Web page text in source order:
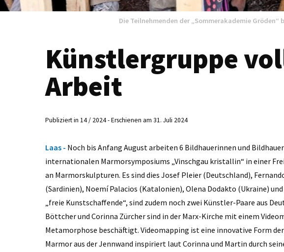
Die Teilnehmenden der „Sommerakademie
Künstlergruppe
Arbeit
Publiziert in 14 / 2024 - Erschienen am 31. Juli 2024
Laas - Noch bis Anfang August arbeiten 6 Bildhauerinnen und
internationalen Marmorsymposiums „Vinschgau kristallin“ in einer
an Marmorskulpturen. Es sind dies Josef Pleier (Deutschland),
(Sardinien), Noemí Palacios (Katalonien), Olena Dodakto (Ukraine) und
„freie Kunstschaffende“, sind zudem noch zwei Künstler-Paare aus
Böttcher und Corinna Zürcher sind in der Marx-Kirche mit einem
Metamorphose beschäftigt. Videomapping ist eine innovative Form
Marmor aus der Jennwand inspiriert laut Corinna und Martin durch